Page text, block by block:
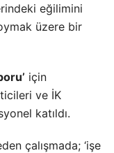
eğilimini
üzere bir
için
ve İK
katıldı.
çalışmada; ‘işe